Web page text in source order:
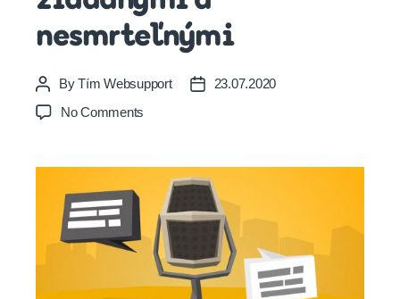
nesmrteľnými
Post
author
ByTím Websupport
Post23.07.2020
No Comments
robí
influencerov
žiadanými
nesmrteľnými